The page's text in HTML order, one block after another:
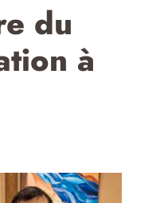
du
à